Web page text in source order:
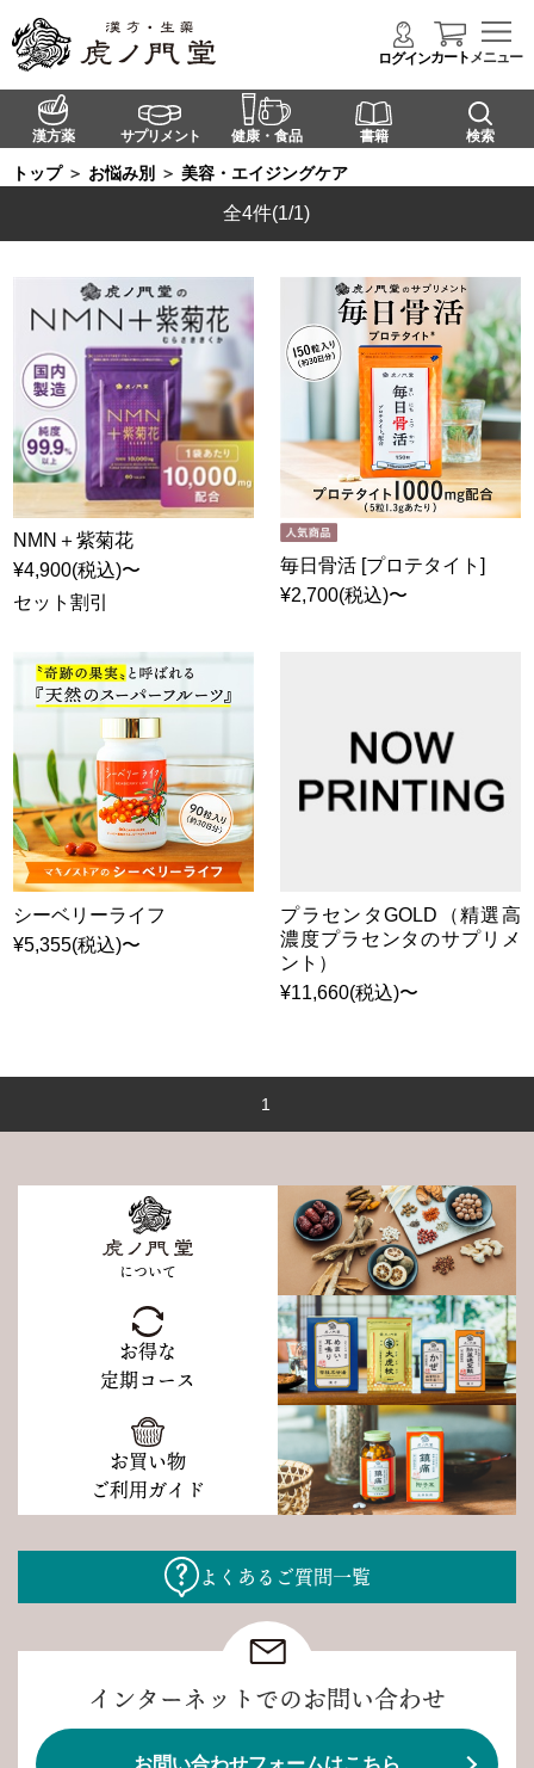
ログインカートメニュー
漢方薬 サプリメント 健康・食品 書籍 検索
トップ ＞ お悩み別 ＞ 美容・エイジングケア
全4件(1/1)
NMN＋紫菊花
¥4,900(税込)〜
セット割引
毎日骨活 [プロテタイト]
¥2,700(税込)〜
シーベリーライフ
¥5,355(税込)〜
プラセンタGOLD（精選高
濃度プラセンタのサプリメ
ント）
¥11,660(税込)〜
1
について
お得な
定期コース
お買い物
ご利用ガイド
よくあるご質問一覧
インターネットでのお問い合わせ